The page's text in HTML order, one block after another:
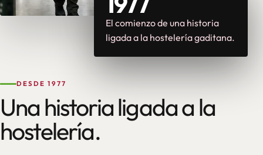
El comienzo de una historia
ligada a la hostelería gaditana.
DESDE 1977
Una historia ligada a la
hostelería.